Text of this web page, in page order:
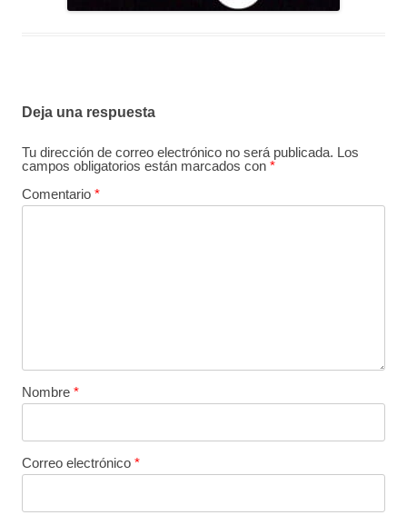
Deja una respuesta
Tu dirección de correo electrónico no será publicada. Los
campos obligatorios están marcados con *
Comentario *
Nombre *
Correo electrónico *